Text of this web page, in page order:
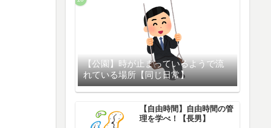
【公園】時が止まっているようで流
れている場所【同じ日常】
【自由時間】自由時間の管
理を学べ！【長男】